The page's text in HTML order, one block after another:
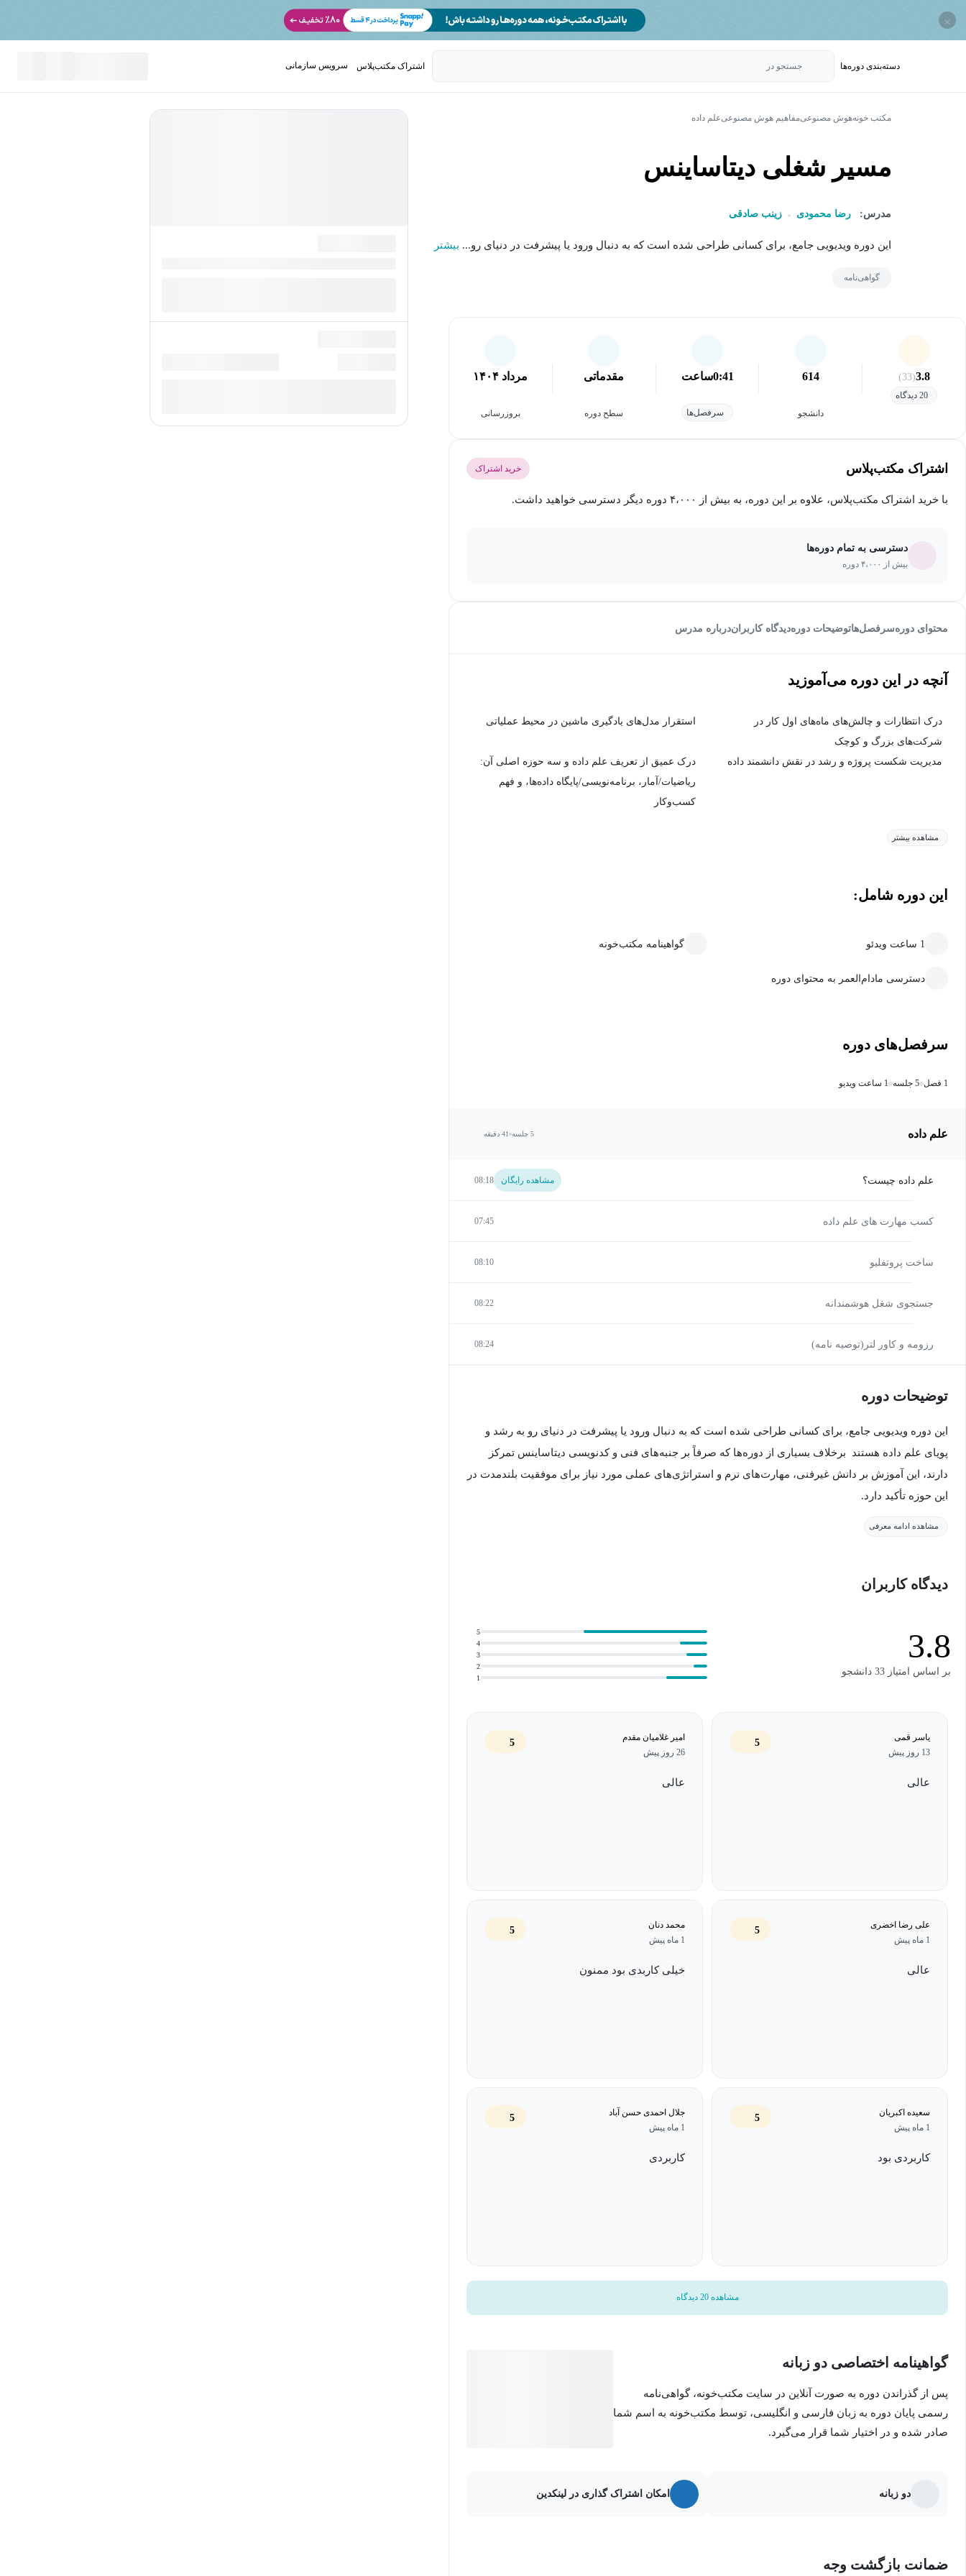
×
دسته‌بندی‌ دوره‌ها جستجو در اشتراک مکتب‌پلاس سرویس سازمانی
مکتب خونههوش مصنوعیمفاهیم هوش مصنوعیعلم داده
مسیر شغلی دیتاساینس
مدرس: رضا محمودی زینب صادقی
این دوره ویدیویی جامع، برای کسانی طراحی شده است که به دنبال ورود یا پیشرفت در دنیای رو... بیشتر
گواهی‌نامه
3.8
(33)
20 دیدگاه
614
دانشجو
0:41ساعت
سرفصل‌ها
مقدماتی
سطح دوره بروزرسانی
مرداد ۱۴۰۴
اشتراک مکتب‌پلاس خرید اشتراک
با خرید اشتراک مکتب‌پلاس، علاوه بر این دوره، به بیش از ۴،۰۰۰ دوره دیگر دسترسی خواهید داشت.
دسترسی به تمام دوره‌ها
بیش از ۴،۰۰۰ دوره
محتوای دورهسرفصل‌هاتوضیحات دورهدیدگاه کاربراندرباره مدرس
آنچه در این دوره می‌آموزید
درک انتظارات و چالش‌های ماه‌های اول کار در
شرکت‌های بزرگ و کوچک
استقرار مدل‌های یادگیری ماشین در محیط عملیاتی
مدیریت شکست پروژه و رشد در نقش دانشمند داده
درک عمیق از تعریف علم داده و سه حوزه اصلی آن:
ریاضیات/آمار، برنامه‌نویسی/پایگاه داده‌ها، و فهم
کسب‌وکار
مشاهده بیشتر
این دوره شامل:
1 ساعت ویدئو گواهینامه مکتب‌خونه
دسترسی مادام‌العمر به محتوای دوره
سرفصل‌های دوره
1 فصل 5 جلسه 1 ساعت ویدیو
علم داده 5 جلسه 41 دقیقه
علم داده چیست؟ مشاهده رایگان 08:18
کسب مهارت های علم داده 07:45
ساخت پروتفلیو 08:10
جستجوی شغل هوشمندانه 08:22
رزومه و کاور لتر(توصیه نامه) 08:24
توضیحات دوره
این دوره ویدیویی جامع، برای کسانی طراحی شده است که به دنبال ورود یا پیشرفت در دنیای رو به رشد و
پویای علم داده هستند برخلاف بسیاری از دوره‌ها که صرفاً بر جنبه‌های فنی و کدنویسی دیتاساینس تمرکز
دارند، این آموزش بر دانش غیرفنی، مهارت‌های نرم و استراتژی‌های عملی مورد نیاز برای موفقیت بلندمدت در
این حوزه تأکید دارد.
مورد نظر خود را در علم داده به دست آورید، بلکه در آن شکوفا شوید. این دوره به شما کمک می‌کند تا
تصمیمات شغلی آگاهانه‌تری بگیرید، شبکه‌سازی قوی‌تری ایجاد کنید و از پتانسیل بلندمدت خود در این زمینه
پررونق حداکثر بهره را ببرید.
چه موفق و چه ناموفق، فرصتی برای یادگیری و پیشرفت است و ترس از شکست جایی در مسیر شما نخواهد
داشت.
مشاهده ادامه معرفی
دیدگاه کاربران
3.8
بر اساس امتیاز 33 دانشجو
1
2
3
4
5
یاسر قمی
13 روز پیش
5
عالی
امیر غلامیان مقدم
26 روز پیش
5
عالی
علی رضا اخضری
1 ماه پیش
5
عالی
محمد دنان
1 ماه پیش
5
خیلی کاربدی بود ممنون
سعیده اکبریان
1 ماه پیش
5
کاربردی بود
جلال احمدی حسن آباد
1 ماه پیش
5
کاربردی
مشاهده 20 دیدگاه
گواهینامه اختصاصی دو زبانه
پس از گذراندن دوره به صورت آنلاین در سایت مکتب‌خونه، گواهی‌نامه
رسمی پایان دوره به زبان فارسی و انگلیسی، توسط مکتب‌خونه به اسم شما
صادر شده و در اختیار شما قرار می‌گیرد.
امکان اشتراک گذاری در لینکدین دو زبانه
ضمانت بازگشت وجه